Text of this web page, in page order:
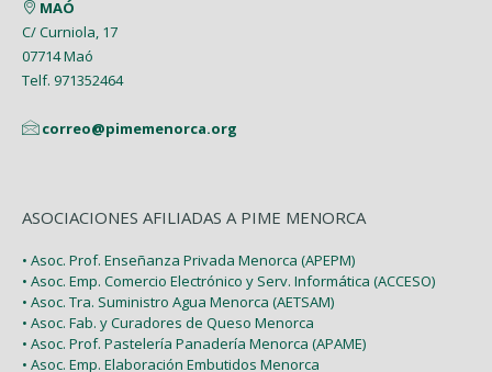
Febrero (6)
Enero (2)
MAÓ
C/ Curniola, 17
07714 Maó
Telf. 971352464
correo@pimemenorca.org
ASOCIACIONES AFILIADAS A PIME MENORCA
• Asoc. Prof. Enseñanza Privada Menorca (APEPM)
• Asoc. Emp. Comercio Electrónico y Serv. Informática (ACCESO)
• Asoc. Tra. Suministro Agua Menorca (AETSAM)
• Asoc. Fab. y Curadores de Queso Menorca
• Asoc. Prof. Pastelería Panadería Menorca (APAME)
• Asoc. Emp. Elaboración Embutidos Menorca